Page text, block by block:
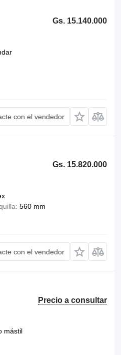
Gs. 15.140.000
con el vendedor
Gs. 15.820.000
560 mm
con el vendedor
Precio a consultar
mástil